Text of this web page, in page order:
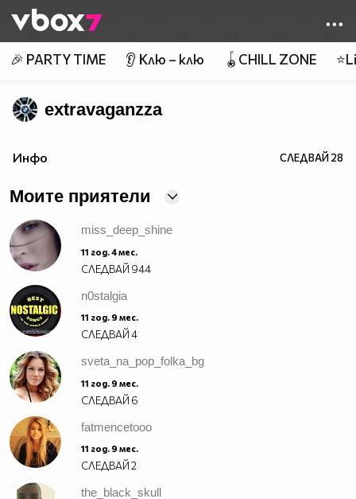
👾
🎉 PARTY TIME 👂 Клю – клю 🪀CHILL ZONE
extravaganzza
Инфо СЛЕДВАЙ28
Моите приятели
miss_deep_shine
11 год. 4 мес.
СЛЕДВАЙ 944
n0stalgia
11 год. 9 мес.
СЛЕДВАЙ4
sveta_na_pop_folka_bg
11 год. 9 мес.
СЛЕДВАЙ 6
fatmencetooo
11 год. 9 мес.
СЛЕДВАЙ2
the_black_skull